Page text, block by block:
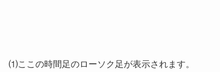
⑴ここの時間足のローソク足が表示されます。